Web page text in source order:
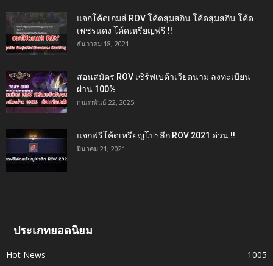
แจกโค้ดเกมส์ ROV โค้ดสุ่มสกิน โค้ดสุ่มสกิน โค้ด
เพชรแดง โค้ดเหรียญฟรี !!
ธันวาคม 18, 2021
สอนสมัคร ROV เซิร์ฟเบต้าเวียดนาม ลงทะเบียน
ผ่าน 100%
กุมภาพันธ์ 22, 2025
แจกฟรีโค้ดเหรียญโปรลีก ROV 2021 ด่วน !!
มีนาคม 21, 2021
ประเภทยอดนิยม
Hot News
1005